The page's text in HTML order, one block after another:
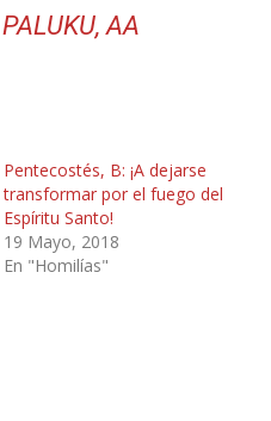
AA
Pentecostés, B: ¡A dejarse
transformar por el fuego del
Espíritu Santo!
19 Mayo, 2018
En "Homilías"